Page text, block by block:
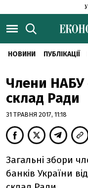
НОВИНИ ПУБЛІКАЦІЇ
Члени
склад Ради
31 ТРАВНЯ 2017, 11:18
Загальні збори
банків України